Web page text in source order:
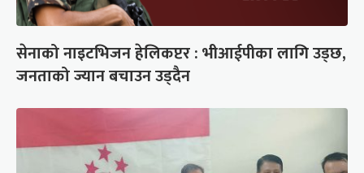
सेनाको नाइटभिजन हेलिकप्टर : भीआईपीका लागि उड्छ,
जनताको ज्यान बचाउन उड्दैन